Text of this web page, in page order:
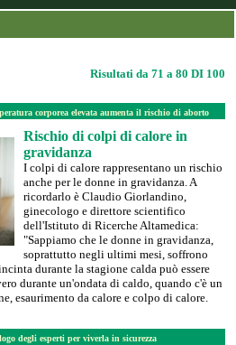
Risultati da 71 a 80 DI 100
corporea elevata aumenta il rischio di aborto
Rischio di colpi di calore in
gravidanza
I colpi di calore rappresentano un rischio
anche per le donne in gravidanza. A
ricordarlo è Claudio Giorlandino,
ginecologo e direttore scientifico
dell'Istituto di Ricerche Altamedica:
"Sappiamo che le donne in gravidanza,
soprattutto negli ultimi mesi, soffrono
durante la stagione calda può essere
durante un'ondata di caldo, quando c'è un
esaurimento da calore e colpo di calore.
degli esperti per viverla in sicurezza